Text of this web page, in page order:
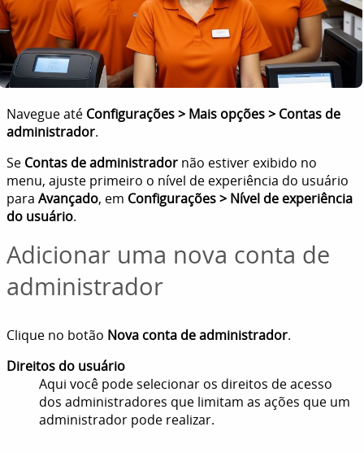
Navegue até Configurações > Mais opções > Contas de
administrador.
Se Contas de administrador não estiver exibido no
menu, ajuste primeiro o nível de experiência do usuário
para Avançado, em Configurações > Nível de experiência
do usuário.
Adicionar uma nova conta de
administrador
Clique no botão Nova conta de administrador.
Direitos do usuário
Aqui você pode selecionar os direitos de acesso
dos administradores que limitam as ações que um
administrador pode realizar.